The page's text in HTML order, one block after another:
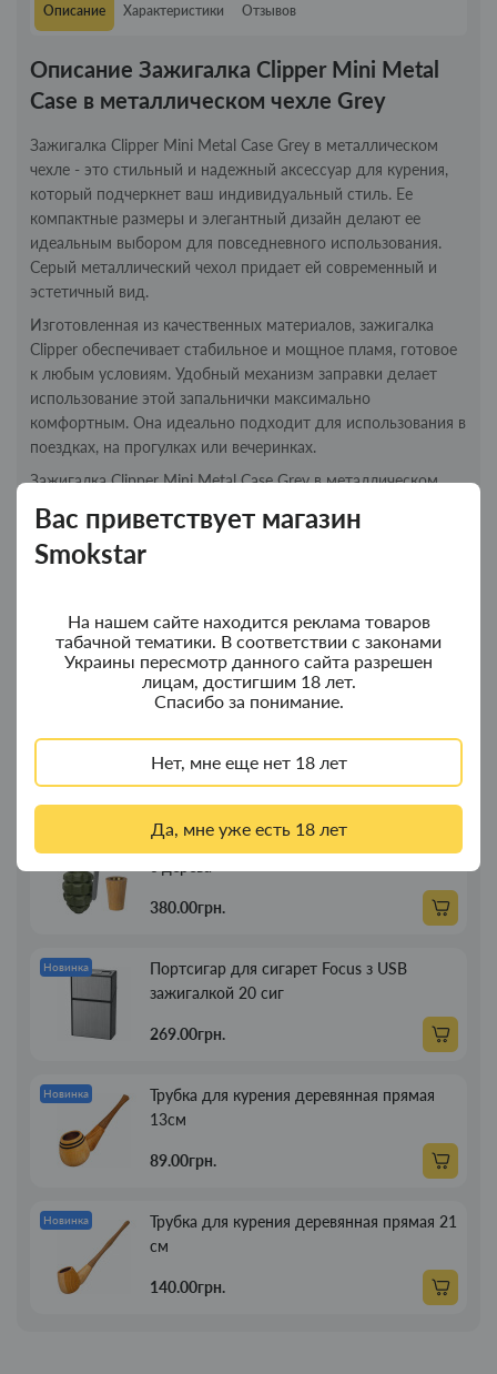
Вас приветствует магазин
Smokstar
На нашем сайте находится реклама товаров
табачной тематики. В соответствии с законами
Украины пересмотр данного сайта разрешен
лицам, достигшим 18 лет.
Спасибо за понимание.
Нет, мне еще нет 18 лет
Да, мне уже есть 18 лет
Описание Характеристики Отзывов
Описание Зажигалка Clipper Mini Metal
Case в металлическом чехле Grey
Зажигалка Clipper Mini Metal Case Grey в металлическом
чехле - это стильный и надежный аксессуар для курения,
который подчеркнет ваш индивидуальный стиль. Ее
компактные размеры и элегантный дизайн делают ее
идеальным выбором для повседневного использования.
Серый металлический чехол придает ей современный и
эстетичный вид.
Изготовленная из качественных материалов, зажигалка
Clipper обеспечивает стабильное и мощное пламя, готовое
к любым условиям. Удобный механизм заправки делает
использование этой запальнички максимально
комфортным. Она идеально подходит для использования в
поездках, на прогулках или вечеринках.
Зажигалка Clipper Mini Metal Case Grey в металлическом
чехле - это не только функциональный аксессуар, но и
стильный предмет, который подчеркнет вашу
индивидуальность. Приобретите ее прямо сейчас и
Новинки Топ продаж
композит
350.00грн.
Колпак для водного "Граната Ф1" - колпак
380.00грн.
Новинка
Портсигар для сигарет Focus з USB
зажигалкой 20 сиг
269.00грн.
Новинка
Трубка для курения деревянная прямая
13см
89.00грн.
Новинка
Трубка для курения деревянная прямая 21
см
140.00грн.